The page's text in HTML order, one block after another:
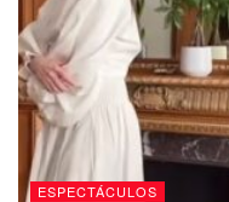
ESPECTÁCULOS